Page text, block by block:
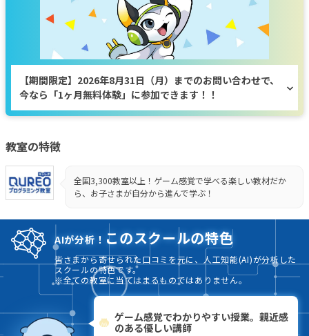
【期間限定】2026年8月31日（月）までのお問い合わせで、
今なら「1ヶ月無料体験」に参加できます！！
教室の特徴
全国3,300教室以上！ゲーム感覚で学べる楽しい教材だか
ら、お子さまが自分から進んで学ぶ！
AIが分析！ このスクールの特色
皆さまから寄せられた口コミを元に、人工知能(AI)が分析した
スクールの特色です。
※全ての教室に当てはまるものではありません。
ゲーム感覚でわかりやすい授業。親近感
のある優しい講師